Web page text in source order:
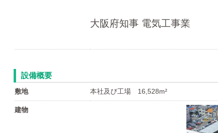
大阪府知事 電気工事業
設備概要
敷地 本社及び工場 16,528m²
建物